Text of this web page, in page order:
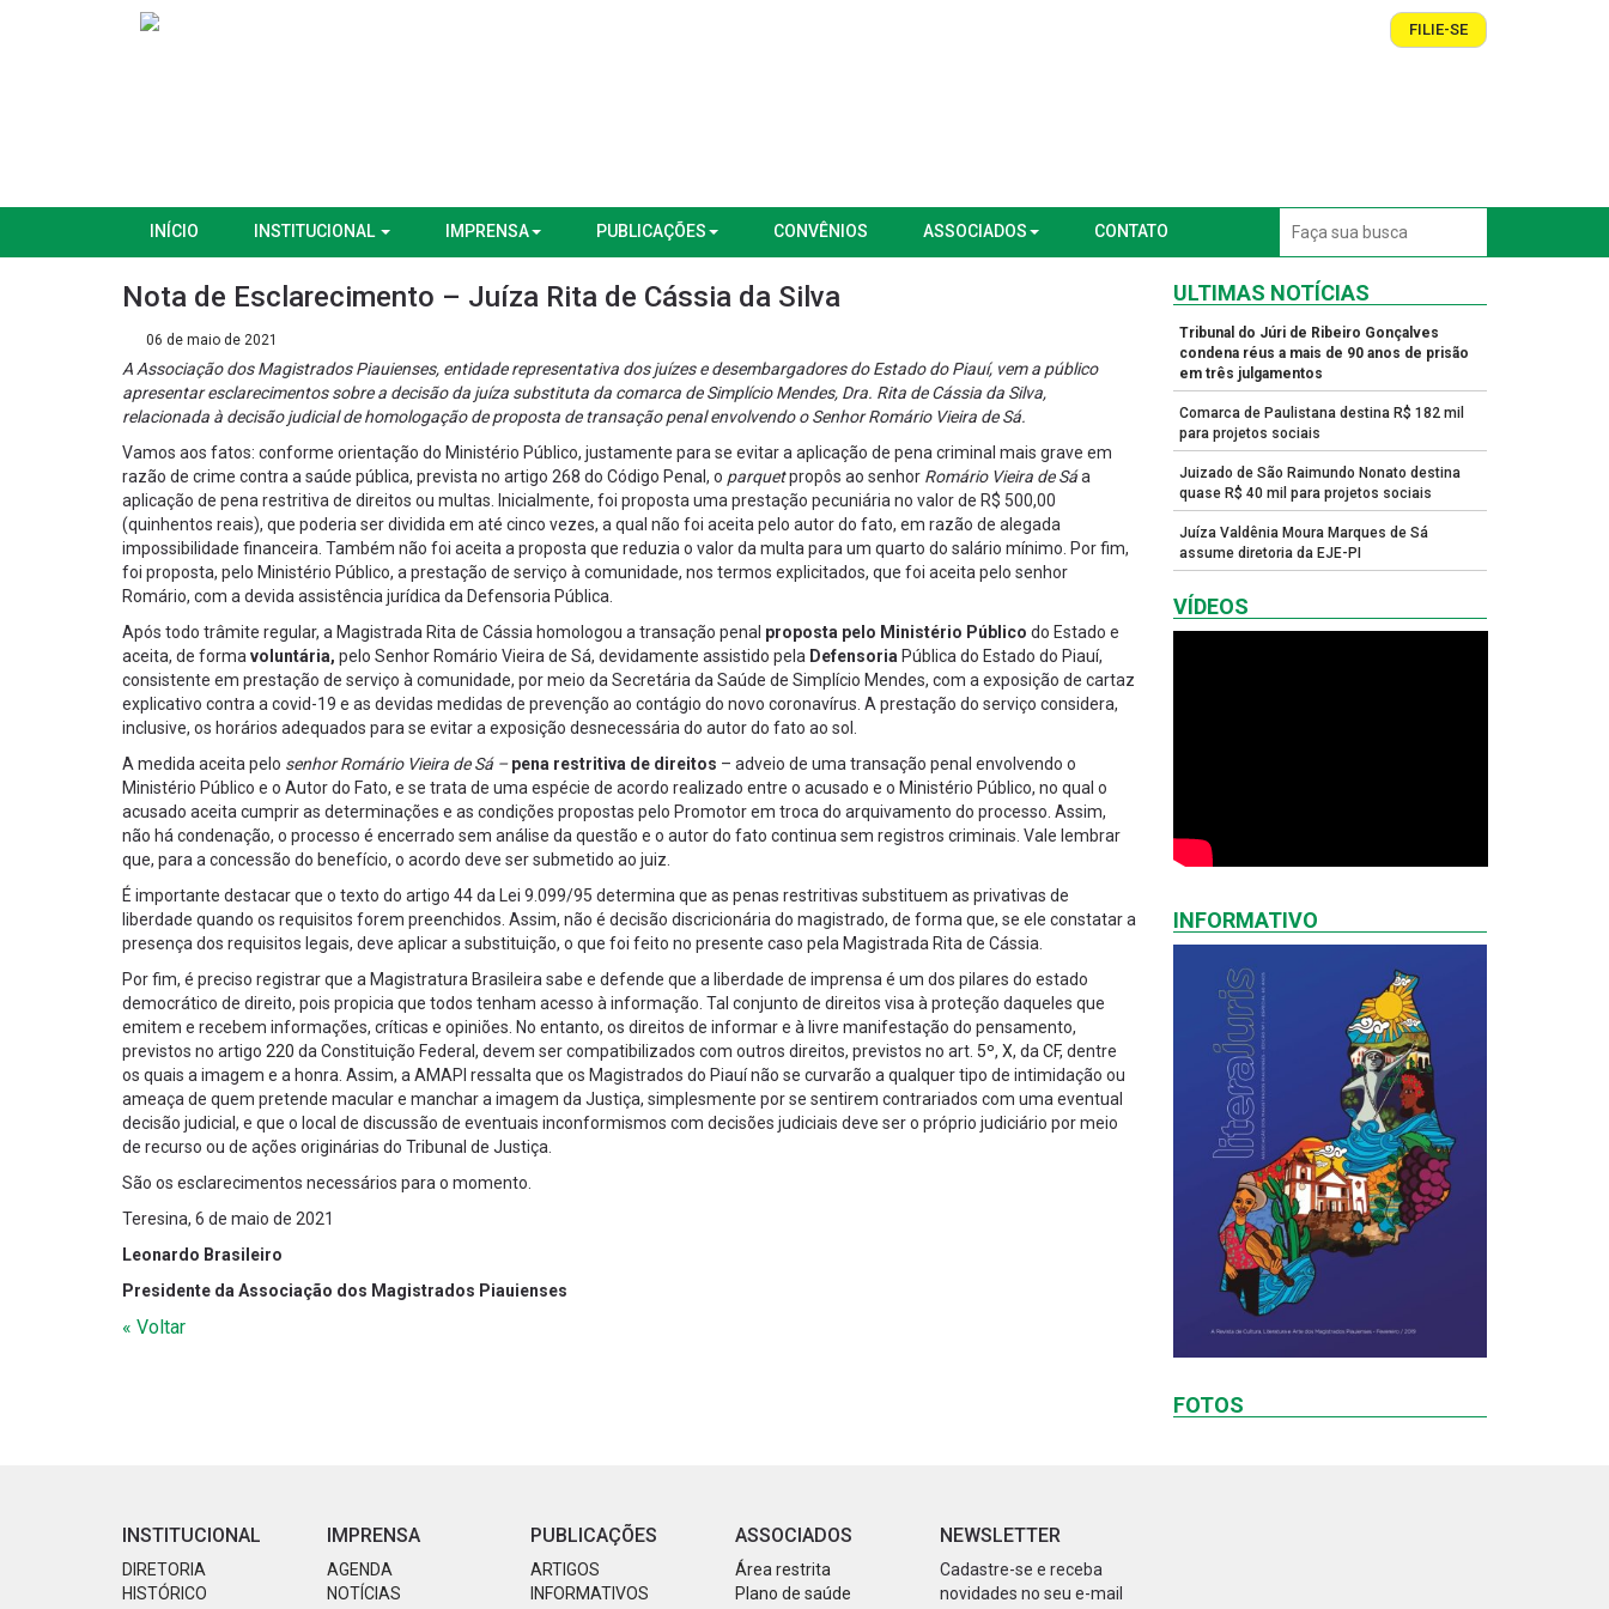
FILIE-SE
INÍCIO INSTITUCIONAL IMPRENSA PUBLICAÇÕES CONVÊNIOS ASSOCIADOS CONTATO
Nota de Esclarecimento – Juíza Rita de Cássia da Silva
06 de maio de 2021
A Associação dos Magistrados Piauienses, entidade representativa dos juízes e desembargadores do Estado do Piauí, vem a público
apresentar esclarecimentos sobre a decisão da juíza substituta da comarca de Simplício Mendes, Dra. Rita de Cássia da Silva,
relacionada à decisão judicial de homologação de proposta de transação penal envolvendo o Senhor Romário Vieira de Sá.
Vamos aos fatos: conforme orientação do Ministério Público, justamente para se evitar a aplicação de pena criminal mais grave em
razão de crime contra a saúde pública, prevista no artigo 268 do Código Penal, o parquetpropôs ao senhor Romário Vieira de Sáa
aplicação de pena restritiva de direitos ou multas. Inicialmente, foi proposta uma prestação pecuniária no valor de R$ 500,00
(quinhentos reais), que poderia ser dividida em até cinco vezes, a qual não foi aceita pelo autor do fato, em razão de alegada
impossibilidade financeira. Também não foi aceita a proposta que reduzia o valor da multa para um quarto do salário mínimo. Por fim,
foi proposta, pelo Ministério Público, a prestação de serviço à comunidade, nos termos explicitados, que foi aceita pelo senhor
Romário, com a devida assistência jurídica da Defensoria Pública.
Após todo trâmite regular, a Magistrada Rita de Cássia homologou a transação penal proposta pelo Ministério Público do Estado e
aceita, de forma voluntária, pelo Senhor Romário Vieira de Sá, devidamente assistido pela Defensoria Pública do Estado do Piauí,
consistente em prestação de serviço à comunidade, por meio da Secretária da Saúde de Simplício Mendes, com a exposição de cartaz
explicativo contra a covid-19 e as devidas medidas de prevenção ao contágio do novo coronavírus. A prestação do serviço considera,
inclusive, os horários adequados para se evitar a exposição desnecessária do autor do fato ao sol.
A medida aceita pelo senhor Romário Vieira de Sá –pena restritiva de direitos – adveio de uma transação penal envolvendo o
Ministério Público e o Autor do Fato, e se trata de uma espécie de acordo realizado entre o acusado e o Ministério Público, no qual o
acusado aceita cumprir as determinações e as condições propostas pelo Promotor em troca do arquivamento do processo. Assim,
não há condenação, o processo é encerrado sem análise da questão e o autor do fato continua sem registros criminais. Vale lembrar
que, para a concessão do benefício, o acordo deve ser submetido ao juiz.
É importante destacar que o texto do artigo 44 da Lei 9.099/95 determina que as penas restritivas substituem as privativas de
liberdade quando os requisitos forem preenchidos. Assim, não é decisão discricionária do magistrado, de forma que, se ele constatar a
presença dos requisitos legais, deve aplicar a substituição, o que foi feito no presente caso pela Magistrada Rita de Cássia.
Por fim, é preciso registrar que a Magistratura Brasileira sabe e defende que a liberdade de imprensa é um dos pilares do estado
democrático de direito, pois propicia que todos tenham acesso à informação. Tal conjunto de direitos visa à proteção daqueles que
emitem e recebem informações, críticas e opiniões. No entanto, os direitos de informar e à livre manifestação do pensamento,
previstos no artigo 220 da Constituição Federal, devem ser compatibilizados com outros direitos, previstos no art. 5º, X, da CF, dentre
os quais a imagem e a honra. Assim, a AMAPI ressalta que os Magistrados do Piauí não se curvarão a qualquer tipo de intimidação ou
ameaça de quem pretende macular e manchar a imagem da Justiça, simplesmente por se sentirem contrariados com uma eventual
decisão judicial, e que o local de discussão de eventuais inconformismos com decisões judiciais deve ser o próprio judiciário por meio
de recurso ou de ações originárias do Tribunal de Justiça.
São os esclarecimentos necessários para o momento.
Teresina, 6 de maio de 2021
Leonardo Brasileiro
Presidente da Associação dos Magistrados Piauienses
« Voltar
ULTIMAS NOTÍCIAS
Tribunal do Júri de Ribeiro Gonçalves
condena réus a mais de 90 anos de prisão
em três julgamentos
Comarca de Paulistana destina R$ 182 mil
para projetos sociais
Juizado de São Raimundo Nonato destina
quase R$ 40 mil para projetos sociais
Juíza Valdênia Moura Marques de Sá
assume diretoria da EJE-PI
VÍDEOS
INFORMATIVO
FOTOS
INSTITUCIONAL
DIRETORIA
HISTÓRICO
IMPRENSA
AGENDA
NOTÍCIAS
PUBLICAÇÕES
ARTIGOS
INFORMATIVOS
ASSOCIADOS
Área restrita
Plano de saúde
NEWSLETTER
Cadastre-se e receba
novidades no seu e-mail